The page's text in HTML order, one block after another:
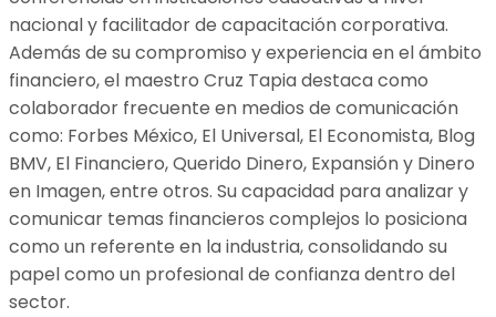
nacional y facilitador de capacitación corporativa.
Además de su compromiso y experiencia en el ámbito
financiero, el maestro Cruz Tapia destaca como
colaborador frecuente en medios de comunicación
como: Forbes México, El Universal, El Economista, Blog
BMV, El Financiero, Querido Dinero, Expansión y Dinero
en Imagen, entre otros. Su capacidad para analizar y
comunicar temas financieros complejos lo posiciona
como un referente en la industria, consolidando su
papel como un profesional de confianza dentro del
sector.